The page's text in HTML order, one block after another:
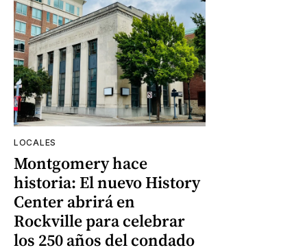
LOCALES
Montgomery hace
historia: El nuevo History
Center abrirá en
Rockville para celebrar
los 250 años del condado